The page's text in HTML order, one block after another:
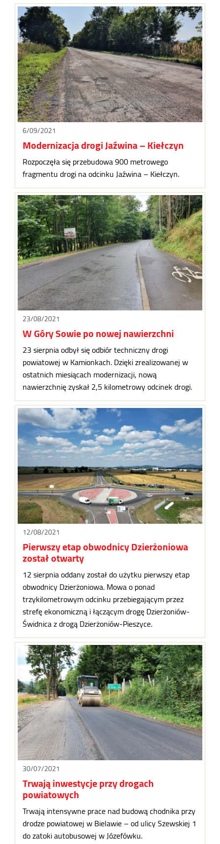
6/09/2021
Modernizacja drogi Jaźwina – Kiełczyn
Rozpoczęła się przebudowa 900 metrowego
fragmentu drogi na odcinku Jaźwina – Kiełczyn.
23/08/2021
W Góry Sowie po nowej nawierzchni
23 sierpnia odbył się odbiór techniczny drogi
powiatowej w Kamionkach. Dzięki zrealizowanej w
ostatnich miesiącach modernizacji, nową
nawierzchnię zyskał 2,5 kilometrowy odcinek drogi.
12/08/2021
Pierwszy etap obwodnicy Dzierżoniowa
został otwarty
12 sierpnia oddany został do użytku pierwszy etap
obwodnicy Dzierżoniowa. Mowa o ponad
trzykilometrowym odcinku przebiegającym przez
strefę ekonomiczną i łączącym drogę Dzierżoniów-
Świdnica z drogą Dzierżoniów-Pieszyce.
30/07/2021
Trwają inwestycje przy drogach
powiatowych
Trwają intensywne prace nad budową chodnika przy
drodze powiatowej w Bielawie – od ulicy Szewskiej 1
do zatoki autobusowej w Józefówku.